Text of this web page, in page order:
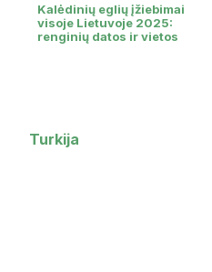
Kalėdinių eglių įžiebimai
visoje Lietuvoje 2025:
renginių datos ir vietos
Turkija